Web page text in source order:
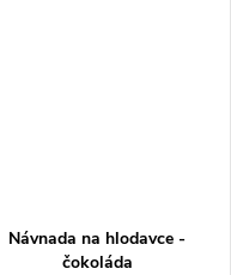
Návnada na hlodavce -
čokoláda